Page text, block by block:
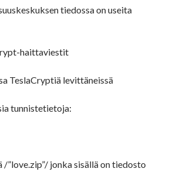
tiedossa on useita
haittaviestit
TeslaCryptiä levittäneissä
tunnistetietoja:
”love.zip”/ jonka sisällä on tiedosto